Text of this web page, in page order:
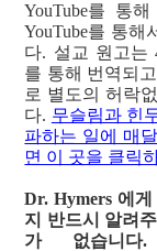
YouTube를 통
YouTube를 통해
다. 설교 원고는
를 통해 번역되
로 별도의 허락
다. 무슬림과 힌
파하는 일에 매
면 이 곳을 클릭
Dr. Hymers 에
지 반드시 알려
가 없습니다.